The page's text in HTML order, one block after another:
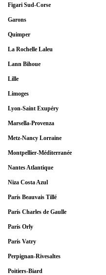
Figari Sud-Corse
Garons
Quimper
La Rochelle Laleu
Lann Bihoue
Lille
Limoges
Lyon-Saint Exupéry
Marsella-Provenza
Metz-Nancy Lorraine
Montpellier-Méditerranée
Nantes Atlantique
Niza Costa Azul
París Beauvais Tillé
París Charles de Gaulle
París Orly
París Vatry
Perpignan-Rivesaltes
Poitiers-Biard